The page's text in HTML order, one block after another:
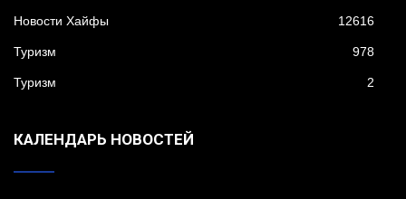
Новости Хайфы 12616
Туризм 978
Туризм 2
КАЛЕНДАРЬ НОВОСТЕЙ